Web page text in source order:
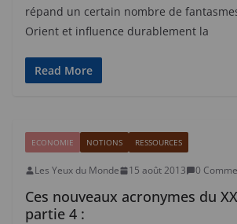
répand un certain nombre de
Orient et influence durablement la
Read More
ECONOMIE NOTIONS RESSOURCES
Les Yeux du Monde 15 août 2013 0
Ces nouveaux acronymes du
partie 4 :